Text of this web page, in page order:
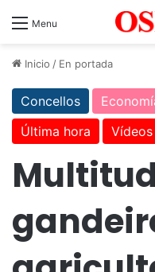
Menu
Inicio / En portada
Concellos
Última hora
Vídeos